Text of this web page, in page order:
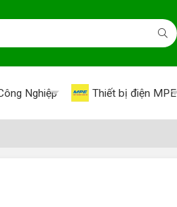
Nghiệp Thiết bị điện MPE